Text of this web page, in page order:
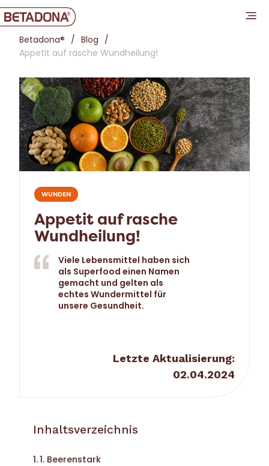
Betadona®
Blog
Appetit auf rasche Wundheilung!
WUNDEN
Appetit auf rasche
Wundheilung!
Viele Lebensmittel haben sich
als Superfood einen Namen
gemacht und gelten als
echtes Wundermittel für
unsere Gesundheit.
Letzte Aktualisierung:
02.04.2024
Inhaltsverzeichnis
1. Beerenstark